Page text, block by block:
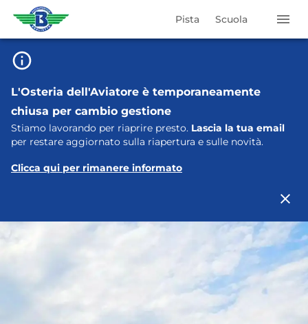
Pista Scuola
L'Osteria dell'Aviatore è temporaneamente
chiusa per cambio gestione
Stiamo lavorando per riaprire presto. Lascia la tua email
per restare aggiornato sulla riapertura e sulle novità.
Clicca qui per rimanere informato